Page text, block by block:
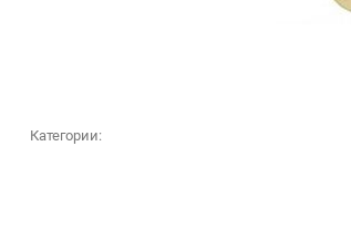
Категории: